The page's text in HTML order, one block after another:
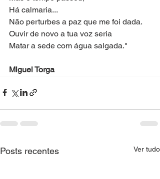
Há calmaria...
Não perturbes a paz que me foi dada.
Ouvir de novo a tua voz seria
Matar a sede com água salgada."
Miguel Torga
Posts recentes Ver tudo